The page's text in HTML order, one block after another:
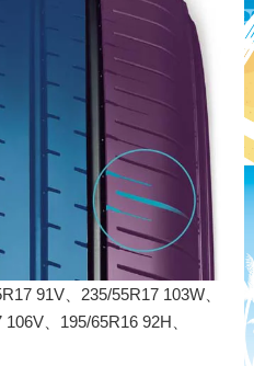
91V、235/55R17 103W、
、195/65R16 92H、